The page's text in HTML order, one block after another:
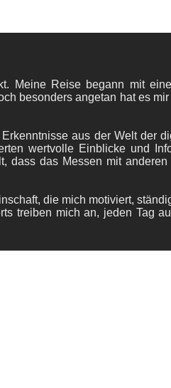
Meine Reise begann mit
besonders angetan hat es
aus der Welt der
wertvolle Einblicke und
dass das Messen mit
die mich motiviert,
treiben mich an, jeden Tag